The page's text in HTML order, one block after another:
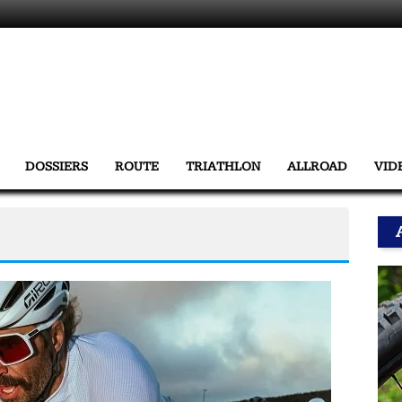
DOSSIERS ROUTE TRIATHLON ALLROAD